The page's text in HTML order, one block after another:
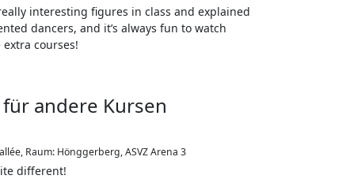
interesting figures in class and explained
dancers, and it’s always fun to watch
courses!
andere Kursen
, Raum: Hönggerberg, ASVZ Arena 3
different!